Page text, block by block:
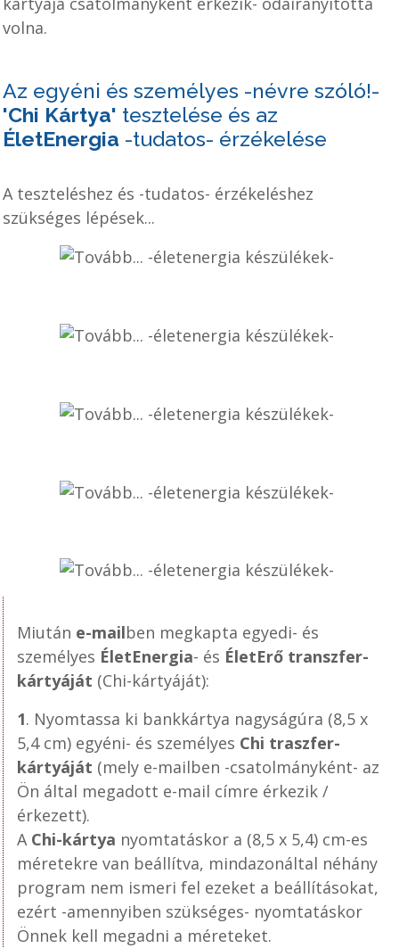
volna.
Az egyéni és személyes -névre szóló!-
'Chi Kártya' tesztelése és az
ÉletEnergia -tudatos- érzékelése
A teszteléshez és -tudatos- érzékeléshez
szükséges lépések...
Miután e-mailben megkapta egyedi- és
személyes ÉletEnergia- és ÉletErő transzfer-
kártyáját (Chi-kártyáját):
1. Nyomtassa ki bankkártya nagyságúra (8,5 x
5,4 cm) egyéni- és személyes Chi traszfer-
kártyáját (mely e-mailben -csatolmányként- az
Ön által megadott e-mail címre érkezik /
érkezett).
A Chi-kártya nyomtatáskor a (8,5 x 5,4) cm-es
méretekre van beállítva, mindazonáltal néhány
program nem ismeri fel ezeket a beállításokat,
ezért -amennyiben szükséges- nyomtatáskor
Önnek kell megadni a méreteket.